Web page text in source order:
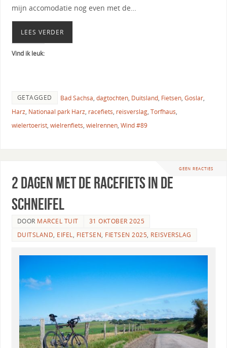
mijn accomodatie nog even met de…
LEES VERDER
Vind ik leuk:
GETAGGED Bad Sachsa, dagtochten, Duitsland, Fietsen, Goslar,
Harz, Nationaal park Harz, racefiets, reisverslag, Torfhaus,
wielertoerist, wielrenfiets, wielrennen, Wind #89
GEEN REACTIES
2 dagen met de racefiets in de
Schneifel
DOOR MARCEL TUIT
31 OKTOBER 2025
DUITSLAND, EIFEL, FIETSEN, FIETSEN 2025, REISVERSLAG